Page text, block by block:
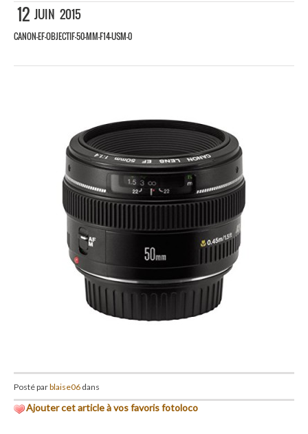
12 JUIN 2015
CANON-EF-OBJECTIF-50-MM-F14-USM-0
Posté parblaise06 dans
Ajouter cet article à vos favoris fotoloco